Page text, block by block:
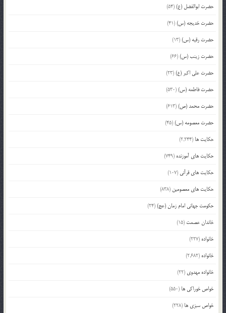
حضرت ابوالفضل (ع)(54)
حضرت خدیجه (س)(41)
حضرت رقیه (س)(13)
حضرت زینب (س)(66)
حضرت علی اکبر (ع)(23)
حضرت فاطمه (س)(530)
حضرت محمد (ص)(613)
حضرت معصومه (س)(45)
حکایت ها (2,244)
حکایت های آموزنده (749)
حکایت های قرآنی (107)
حکایت های معصومین (838)
حکومت جهانی امام زمان (عج)(24)
خاندان عصمت (15)
خانواده (227)
خانواده (2,682)
خانواده مهدوی (22)
خواص خوراکی ها (550)
خواص سبزی ها (228)